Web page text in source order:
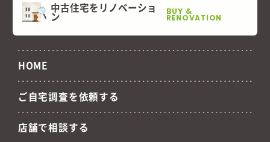
中古住宅をリノベーショ
ン BUY &
RENOVATION
HOME
ご自宅調査を依頼する
店舗で相談する